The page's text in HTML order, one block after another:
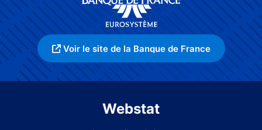
Voir le site de la Banque de France
Webstat